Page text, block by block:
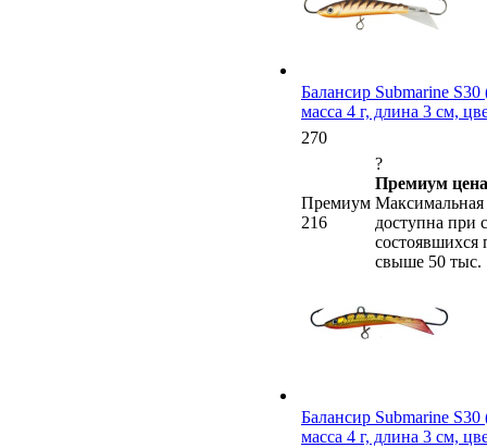
Балансир Submarine
масса 4 г, длина 3 см,
270
Премиум
216
?
Премиум
доступна при
состоявшихся
свыше 50 тыс.
Балансир Submarine
масса 4 г, длина 3 см,